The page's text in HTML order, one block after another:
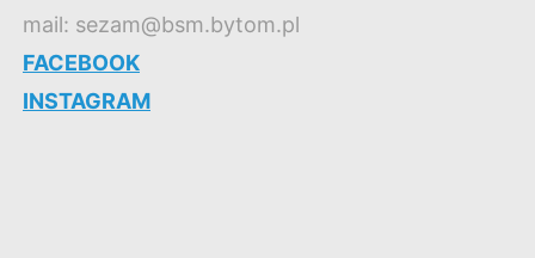
mail: sezam@bsm.bytom.pl
FACEBOOK
INSTAGRAM